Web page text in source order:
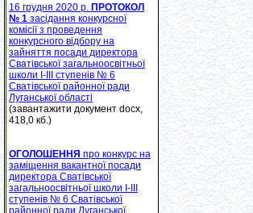
16 грудня 2020 р. ПРОТОКОЛ
№ 1 засідання конкурсної
комісії з проведення
конкурсного відбору на
зайняття посади директора
Сватівської загальноосвітньої
школи І-ІІІ ступенів № 6
Сватівської районної ради
Луганської області
(завантажити документ docx,
418,0 кб.)
ОГОЛОШЕННЯ про конкурс на
заміщення вакантної посади
директора Сватівської
загальноосвітньої школи І-ІІІ
ступенів № 6 Сватівської
районної ради Луганської